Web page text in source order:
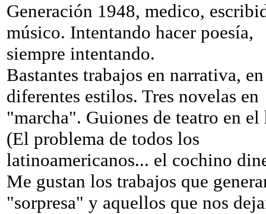
Generación 1948, medico,
músico. Intentando hacer poesía,
siempre intentando.
Bastantes trabajos en narrativa, en
diferentes estilos. Tres novelas en
"marcha". Guiones de teatro en el
(El problema de todos los
latinoamericanos... el cochino
Me gustan los trabajos que
"sorpresa" y aquellos que nos